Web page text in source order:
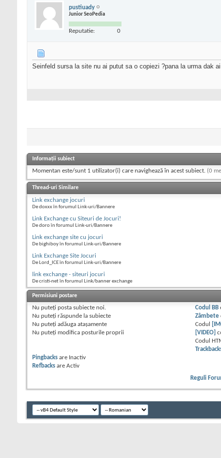
pustiuady
Junior SeoPedia
Reputatie: 0
Seinfeld sursa la site nu ai putut sa o copiezi ?pana la urma dak
Informații subiect
Momentan este/sunt 1 utilizator(i) care navighează în acest subiect. (0
Thread-uri Similare
Link exchange jocuri
De doxxx în forumul Link-uri/Bannere
Link Exchange cu Siteuri de Jocuri!
De doro în forumul Link-uri/Bannere
Link exchange site cu jocuri
De bighiboy în forumul Link-uri/Bannere
Link Exchange Site Jocuri
De Lord_ICE în forumul Link-uri/Bannere
link exchange - siteuri jocuri
De cristi-net în forumul Link/banner exchange
Permisiuni postare
Nu puteţi posta subiecte noi.
Nu puteţi răspunde la subiecte
Nu puteţi adăuga ataşamente
Nu puteţi modifica posturile proprii
Codul BB
Zâmbete
Codul
[VIDEO]
Codul
Pingbacks are Inactiv
Refbacks are Activ
Reguli